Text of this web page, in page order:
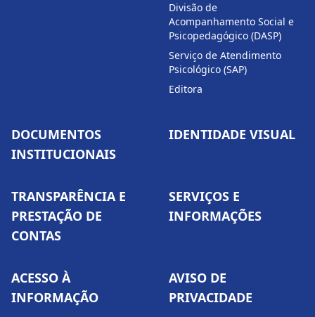
Divisão de
Acompanhamento Social e
Psicopedagógico (DASP)
Serviço de Atendimento
Psicológico (SAP)
Editora
DOCUMENTOS
INSTITUCIONAIS
IDENTIDADE VISUAL
TRANSPARÊNCIA E
PRESTAÇÃO DE
CONTAS
SERVIÇOS E
INFORMAÇÕES
ACESSO À
INFORMAÇÃO
AVISO DE
PRIVACIDADE